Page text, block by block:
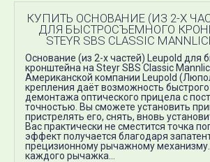
КУПИТЬ ОСНОВАНИЕ (ИЗ 2-Х
ДЛЯ БЫСТРОСЪЕМНОГО
STEYR SBS CLASSIC
Основание (из 2-х частей) Leupold для
кронштейна на Steyr SBS Classic
Американской компании Leupold
крепления даёт возможность
демонтажа оптического прицела с
точностью. Вы сможете установить
пристрелять его, снять, вновь
Вас практически не сместится точка
эффект получается благодаря
прецизионному рычажному
каждого рычажка...